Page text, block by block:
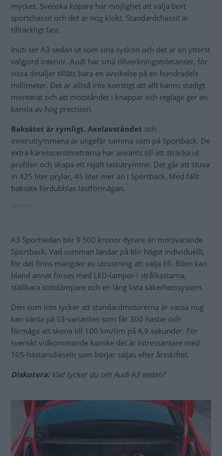
mycket. Svenska köpare har möjlighet att välja bort
sportchassit och det är nog klokt. Standardchassit är
tillräckligt fast.
Inuti ser A3 sedan ut som sina syskon och det är en ytterst
välgjord interiör. Audi har små tillverkningstoleranser, för
vissa detaljer tillåts bara en avvikelse på en hundradels
millimeter. Det är alltså inte konstigt att allt känns stadigt
monterat och att motståndet i knappar och reglage ger en
känsla av hög precision.
Baksätet är rymligt. Axelavståndet och
innerutrymmena är ungefär samma som på Sportback. De
extra karosscentimetrarna har använts till att sträcka ut
profilen och skapa ett rejält lastutrymme. Det går att stuva
in 425 liter prylar, 45 liter mer än i Sportback. Med fällt
baksäte fördubblas lastförmågan.
A3 Sportsedan blir 9 500 kronor dyrare än motsvarande
Sportback. Vad summan landar på blir högst individuellt,
för det finns mängder av utrustning att välja till. Bilen kan
bland annat förses med LED-lampor i strålkastarna,
ställbara stötdämpare och en lång lista säkerhetssystem.
Den som inte tycker att standardmotorerna är vassa nog
kan vänta på S3-varianten som får 300 hästar och
förmåga att skena till 100 km/tim på 4,9 sekunder. För
svenskt vidkommande kanske det är intressantare med
105-hästarsdieseln som börjar säljas efter årsskiftet.
Diskutera: Vad tycker du om Audi A3 sedan?